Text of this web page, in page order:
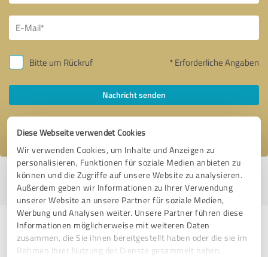
Diese Webseite verwendet Cookies
Wir verwenden Cookies, um Inhalte und Anzeigen zu
personalisieren, Funktionen für soziale Medien anbieten zu
können und die Zugriffe auf unsere Website zu analysieren.
Außerdem geben wir Informationen zu Ihrer Verwendung
unserer Website an unsere Partner für soziale Medien,
Werbung und Analysen weiter. Unsere Partner führen diese
Informationen möglicherweise mit weiteren Daten
zusammen, die Sie ihnen bereitgestellt haben oder die sie im
Rahmen Ihrer Nutzung der Dienste gesammelt haben.
Bitte um Rückruf * Erforderliche Angaben
Nachricht senden
Profil aktiv seit 18.06.2019 |Letzte Aktualisierung: 06.06.2023|Profil
melden
Erfahrungen zu weiteren
Anbietern aus dem Bereich Online